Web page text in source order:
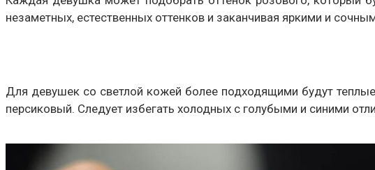
незаметных, естественных оттенков и заканчивая яркими и
Для девушек со светлой кожей более подходящими будут
персиковый. Следует избегать холодных с голубыми и синими